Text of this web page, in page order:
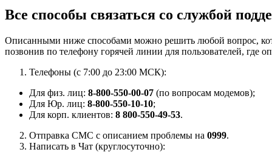
Все способы связаться со службой
Описанными ниже способами можно решить любой вопрос,
позвонив по телефону горячей линии для пользователей, где
Телефоны (с 7:00 до 23:00 МСК):
Для физ. лиц: 8-800-550-00-07 (по вопросам модемов);
Для Юр. лиц: 8-800-550-10-10;
Для корп. клиентов: 8 800-550-49-53.
Отправка СМС с описанием проблемы на 0999.
Написать в Чат (круглосуточно):